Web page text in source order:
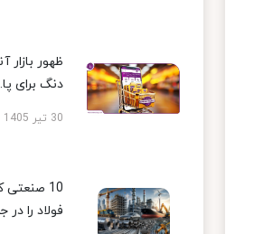
ظهور
دنگ برای
30 تیر 1405
10
فولاد را در